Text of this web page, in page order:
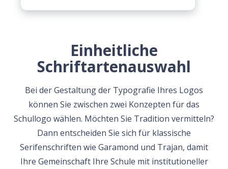
Einheitliche
Schriftartenauswahl
Bei der Gestaltung der Typografie Ihres Logos
können Sie zwischen zwei Konzepten für das
Schullogo wählen. Möchten Sie Tradition vermitteln?
Dann entscheiden Sie sich für klassische
Serifenschriften wie Garamond und Trajan, damit
Ihre Gemeinschaft Ihre Schule mit institutioneller